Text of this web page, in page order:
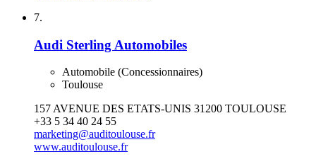
7.
Audi Sterling Automobiles
Automobile (Concessionnaires)
Toulouse
157 AVENUE DES ETATS-UNIS 31200 TOULOUSE
+33 5 34 40 24 55
marketing@auditoulouse.fr
www.auditoulouse.fr